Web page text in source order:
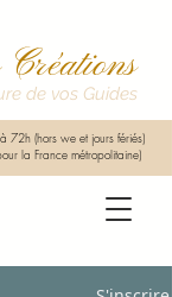
72h (hors we et jours fériés)
la France métropolitaine)
de vos Guides